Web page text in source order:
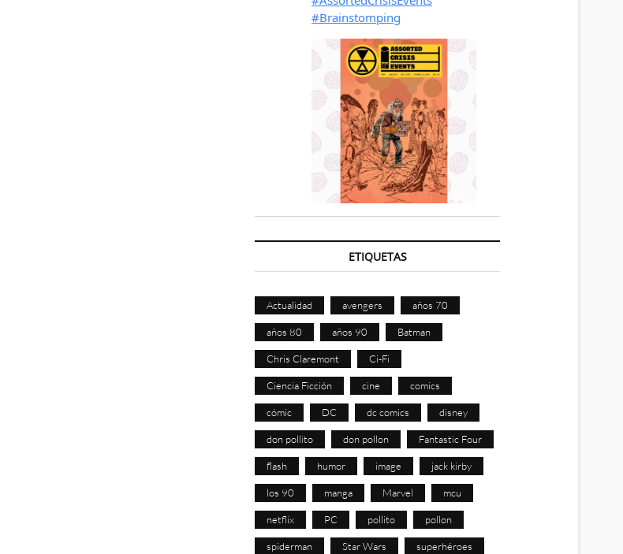
ETIQUETAS
Actualidad avengers años 70
años 80 años 90 Batman
Chris Claremont Ci-Fi
Ciencia Ficción cine comics
cómic DC dc comics disney
don pollito don pollon Fantastic Four
flash humor image jack kirby
los 90 manga Marvel mcu
netflix PC pollito pollon
spiderman Star Wars superhéroes